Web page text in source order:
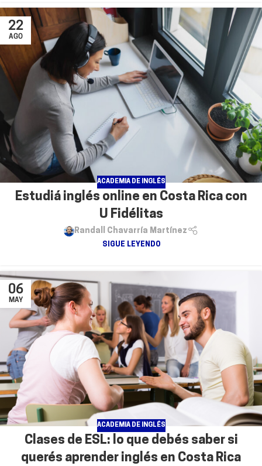
22
AGO
ACADEMIA DE INGLÉS
Estudiá inglés online en Costa Rica con
U Fidélitas
Randall Chavarría Martínez
SIGUE LEYENDO
06
MAY
ACADEMIA DE INGLÉS
Clases de ESL: lo que debés saber si
querés aprender inglés en Costa Rica